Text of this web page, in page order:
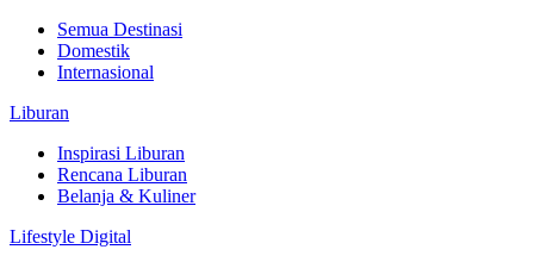
Semua Destinasi
Domestik
Internasional
Liburan
Inspirasi Liburan
Rencana Liburan
Belanja & Kuliner
Lifestyle Digital